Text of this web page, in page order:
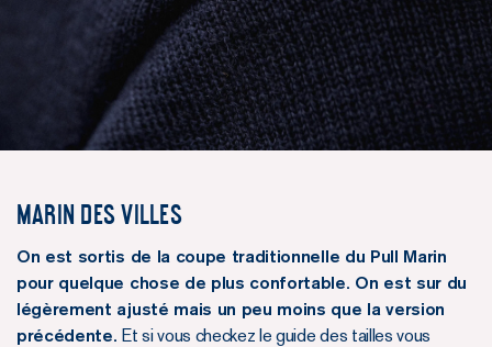
Marin des villes
On est sortis de la coupe traditionnelle du Pull Marin
pour quelque chose de plus confortable. On est sur du
légèrement ajusté mais un peu moins que la version
précédente. Et si vous checkez le guide des tailles vous